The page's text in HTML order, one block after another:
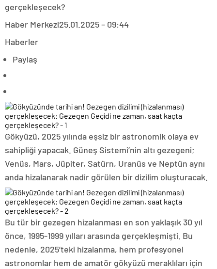
gerçekleşecek?
Haber Merkezi25.01.2025 – 09:44
Haberler
Paylaş
Gökyüzü, 2025 yılında eşsiz bir astronomik olaya ev
sahipliği yapacak. Güneş Sistemi’nin altı gezegeni;
Venüs, Mars, Jüpiter, Satürn, Uranüs ve Neptün aynı
anda hizalanarak nadir görülen bir dizilim oluşturacak.
Bu tür bir gezegen hizalanması en son yaklaşık 30 yıl
önce, 1995-1999 yılları arasında gerçekleşmişti. Bu
nedenle, 2025’teki hizalanma, hem profesyonel
astronomlar hem de amatör gökyüzü meraklıları için